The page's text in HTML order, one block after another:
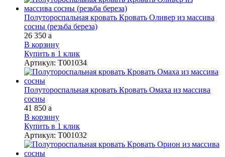
Полутороспальная кровать Кровать Оливер из массива
сосны (резьба береза)
26 350 a
В корзину
Купить в 1 клик
Артикул: Т001034
Полутороспальная кровать Кровать Омаха из массива
сосны
41 850 a
В корзину
Купить в 1 клик
Артикул: Т001032